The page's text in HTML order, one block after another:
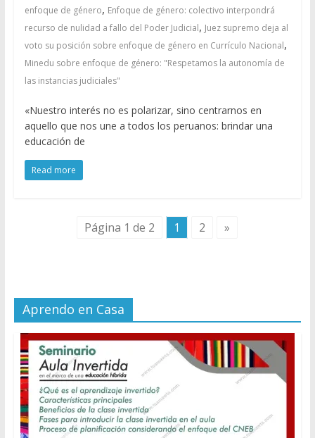
enfoque de género, Enfoque de género: colectivo interpondrá
recurso de nulidad a fallo del Poder Judicial, Juez supremo deja al
voto su posición sobre enfoque de género en Currículo Nacional,
Minedu sobre enfoque de género: "Respetamos la autonomía de
las instancias judiciales"
«Nuestro interés no es polarizar, sino centrarnos en
aquello que nos une a todos los peruanos: brindar una
educación de
Read more
Página 1 de 2 1 2 »
Aprendo en Casa